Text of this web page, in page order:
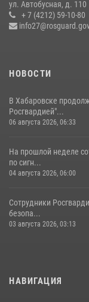
армии Ивана
04 августа 2026, 23:41
ул. Автобусная, д. 110
+ 7 (4212) 59-10-80
НОВОСТИ
В Хабаровске
Росгвардией"...
06 августа 2026, 06:33
На прошлой неделе
по сигн...
04 августа 2026, 06:00
Сотрудники
безопа...
03 августа 2026, 03:13
НАВИГАЦИЯ